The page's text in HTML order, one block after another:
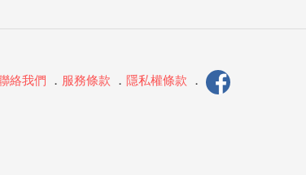
絡我們 ． 服務條款 ． 隱私權條款 ．